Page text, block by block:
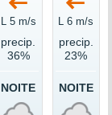
L 5 m/s
precip.
36%
NOITE
L 6 m/s
precip.
23%
NOITE